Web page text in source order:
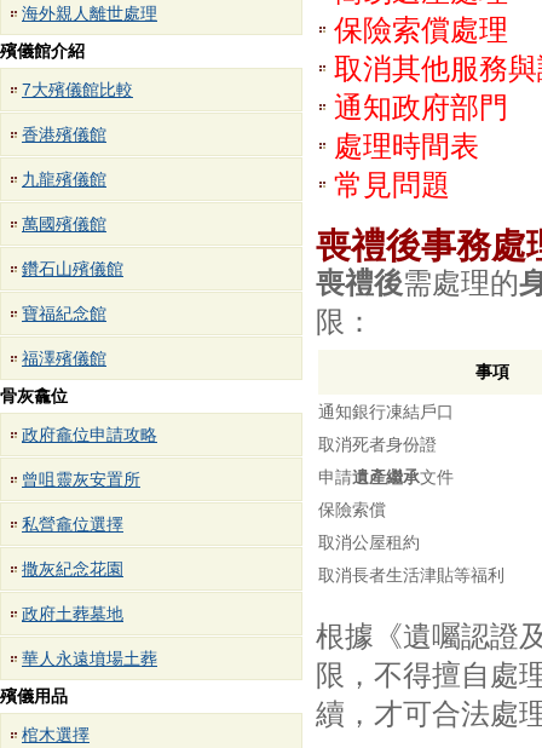
海外親人離世處理
殯儀館介紹
7大殯儀館比較
香港殯儀館
九龍殯儀館
萬國殯儀館
鑽石山殯儀館
寶福紀念館
福澤殯儀館
骨灰龕位
政府龕位申請攻略
曾咀靈灰安置所
私營龕位選擇
撒灰紀念花園
政府土葬墓地
華人永遠墳場土葬
殯儀用品
棺木選擇
保險索償處理
取消其他服務
通知政府部門
處理時間表
常見問題
喪禮後事務處
喪禮後需處理的
限：
事項
通知銀行凍結戶口
取消死者身份證
申請遺產繼承文件
保險索償
取消公屋租約
取消長者生活津貼等福利
根據《遺囑認證
限，不得擅自處
續，才可合法處